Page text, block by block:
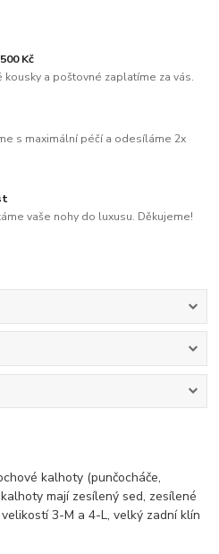
Kč
a poštovné zaplatíme za vás.
s maximální péčí a odesíláme 2x
vaše nohy do luxusu. Děkujeme!
kalhoty (punčocháče,
mají zesílený sed, zesílené
3-M a 4-L, velký zadní klín